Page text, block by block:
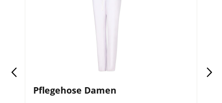
Pflegehose Damen